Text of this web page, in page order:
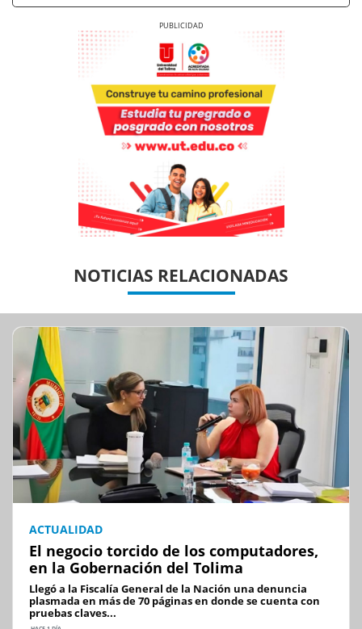
NOTICIAS RELACIONADAS
ACTUALIDAD
El negocio torcido de los computadores,
en la Gobernación del Tolima
Llegó a la Fiscalía General de la Nación una denuncia
plasmada en más de 70 páginas en donde se cuenta con
pruebas claves...